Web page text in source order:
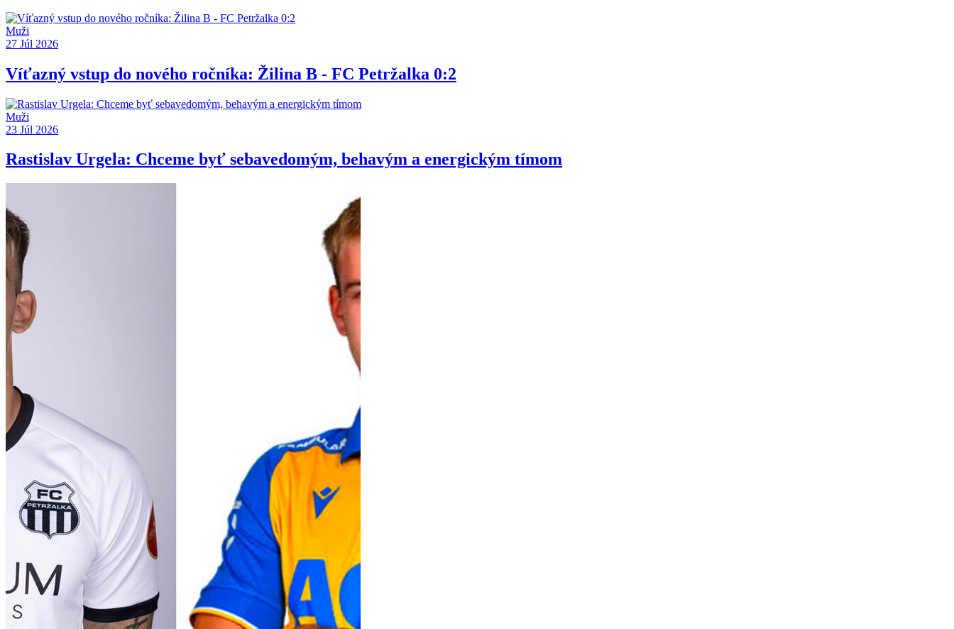
Muži
27 Júl 2026
Víťazný vstup do nového ročníka: Žilina B - FC Petržalka 0:2
Muži
23 Júl 2026
Rastislav Urgela: Chceme byť sebavedomým, behavým a energickým tímom